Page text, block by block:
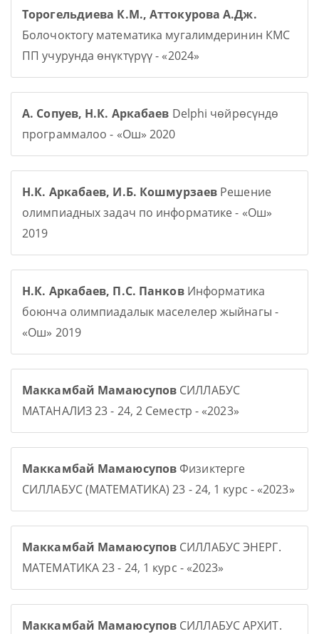
Торогельдиева К.М., Аттокурова А.Дж.
Болочоктогу математика мугалимдеринин КМС
ПП учурунда өнүктүрүү - «2024»
А. Сопуев, Н.К. Аркабаев Delphi чөйрөсүндө
программалоо - «Ош» 2020
Н.К. Аркабаев, И.Б. Кошмурзаев Решение
олимпиадных задач по информатике - «Ош»
2019
Н.К. Аркабаев, П.С. ПанковИнформатика
боюнча олимпиадалык маселелер жыйнагы -
«Ош» 2019
Маккамбай Мамаюсупов СИЛЛАБУС
МАТАНАЛИЗ 23 - 24, 2 Семестр - «2023»
Маккамбай МамаюсуповФизиктерге
СИЛЛАБУС (МАТЕМАТИКА) 23 - 24, 1 курс - «2023»
Маккамбай Мамаюсупов СИЛЛАБУС ЭНЕРГ.
МАТЕМАТИКА 23 - 24, 1 курс - «2023»
Маккамбай Мамаюсупов СИЛЛАБУС АРХИТ.